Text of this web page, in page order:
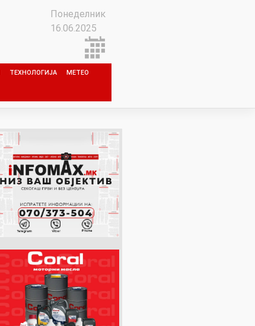
Понеделник
16.06.2025
ТЕХНОЛОГИЈА МЕТЕО